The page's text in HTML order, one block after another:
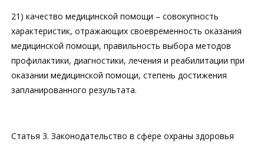
21) качество медицинской помощи – совокупность
характеристик, отражающих своевременность оказания
медицинской помощи, правильность выбора методов
профилактики, диагностики, лечения и реабилитации при
оказании медицинской помощи, степень достижения
запланированного результата.
Статья 3. Законодательство в сфере охраны здоровья